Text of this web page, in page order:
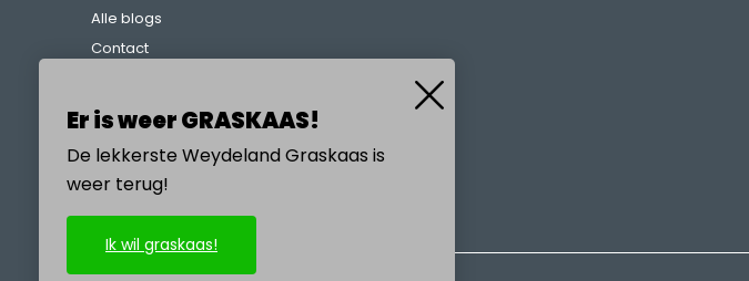
Alle blogs
Contact
Referenzen
Er is weer GRASKAAS!
De lekkerste Weydeland Graskaas is
weer terug!
Ik wil graskaas!